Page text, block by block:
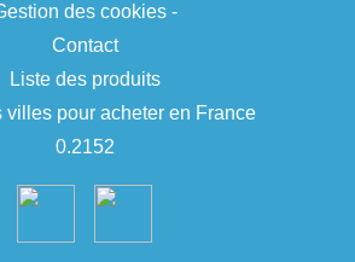
des cookies-
Contact
Liste des produits
villes pour acheter en France
0.2152